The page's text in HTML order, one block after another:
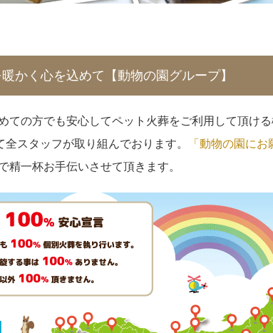
暖かく心を込めて【動物の園グループ】
ての方でも安心してペット火葬をご利用して頂ける
全スタッフが取り組んでおります。 「動物の園にお
精一杯お手伝いさせて頂きます。